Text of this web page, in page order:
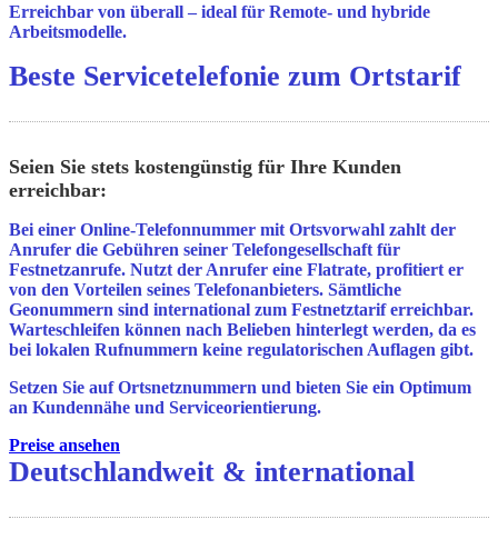
Erreichbar von überall – ideal für Remote- und hybride
Arbeitsmodelle.
Beste Servicetelefonie zum Ortstarif
Seien Sie stets kostengünstig für Ihre Kunden
erreichbar:
Bei einer Online-Telefonnummer mit Ortsvorwahl zahlt der
Anrufer die Gebühren seiner Telefongesellschaft für
Festnetzanrufe. Nutzt der Anrufer eine Flatrate, profitiert er
von den Vorteilen seines Telefonanbieters. Sämtliche
Geonummern sind international zum Festnetztarif erreichbar.
Warteschleifen können nach Belieben hinterlegt werden, da es
bei lokalen Rufnummern keine regulatorischen Auflagen gibt.
Setzen Sie auf Ortsnetznummern und bieten Sie ein Optimum
an Kundennähe und Serviceorientierung.
Preise ansehen
Deutschlandweit & international